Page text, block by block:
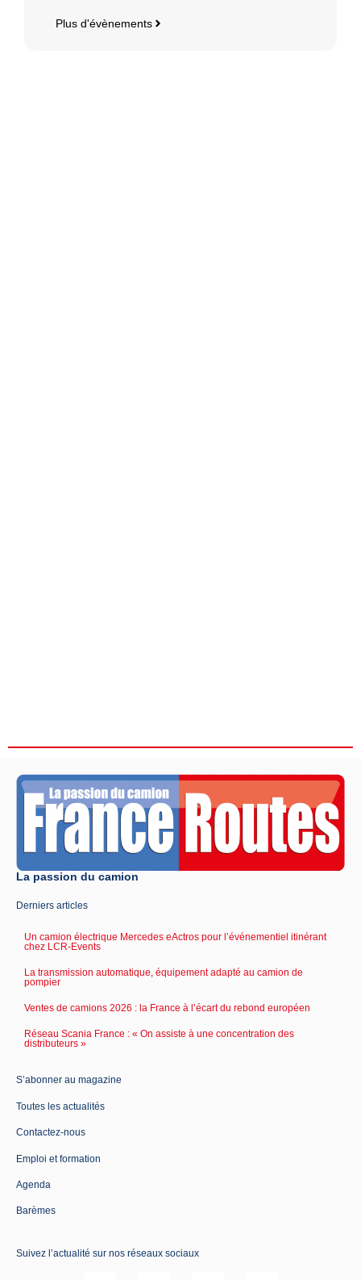
Plus d'évènements
La passion du camion
Derniers articles
Un camion électrique Mercedes eActros pour l’événementiel itinérant
chez LCR-Events
La transmission automatique, équipement adapté au camion de
pompier
Ventes de camions 2026 : la France à l’écart du rebond européen
Réseau Scania France : « On assiste à une concentration des
distributeurs »
S’abonner au magazine
Toutes les actualités
Contactez-nous
Emploi et formation
Agenda
Barèmes
Suivez l’actualité sur nos réseaux sociaux